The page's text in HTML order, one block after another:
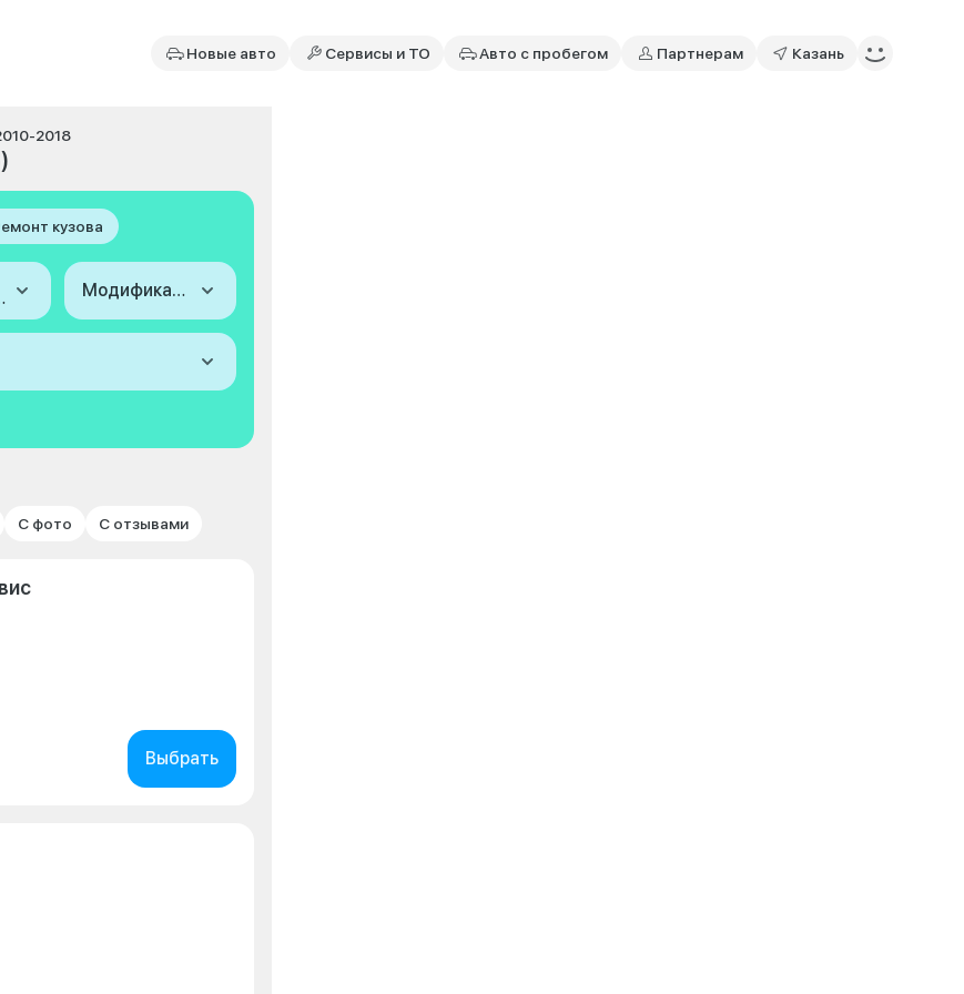
Новые авто Сервисы и ТО Авто с пробегом Партнерам Казань
2018
кузова
Модификация
С фото С отзывами
Выбрать